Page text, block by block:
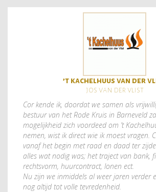
’t kachelhuus van der
jos van der vlist
Cor kende ik, doordat we samen als
bestuur van het Rode Kruis in Barneveld
mogelijkheid zich voordeed om ’t
nemen, wist ik direct wie ik moest vragen.
vanaf het begin met raad en daad ter
alles wat nodig was; het traject van bank,
rechtsvorm, huurcontract, lonen ect.
Nu zijn we inmiddels al weer jaren verder
nog altijd tot volle tevredenheid.